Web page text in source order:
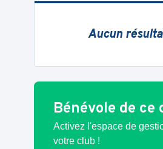
Aucun
Bénévole de ce
Activez l'espace de
votre club !